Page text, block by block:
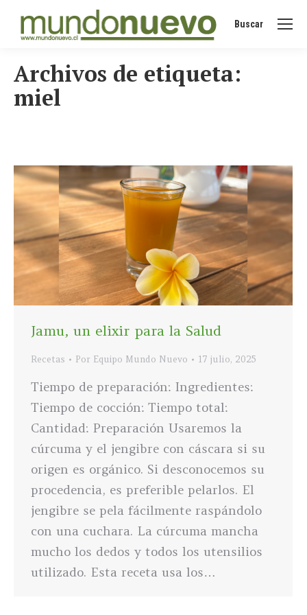
Buscar:
Buscar
Archivos de etiqueta:
miel
Jamu, un elixir para la Salud
Recetas Por Equipo Mundo Nuevo 17 julio, 2025
Tiempo de preparación: Ingredientes:
Tiempo de cocción: Tiempo total:
Cantidad: Preparación Usaremos la
cúrcuma y el jengibre con cáscara si su
origen es orgánico. Si desconocemos su
procedencia, es preferible pelarlos. El
jengibre se pela fácilmente raspándolo
con una cuchara. La cúrcuma mancha
mucho los dedos y todos los utensilios
utilizado. Esta receta usa los…